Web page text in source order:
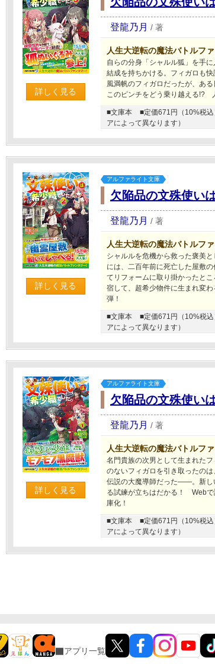
詳しく見る
登龍乃月 / 著
人生大逆転の魔法バトルフ
自らの分身「シャルル狐」を手
結成を持ちかける。フィガロも
風満帆のフィガロだったが、あ
このピンチをどう乗り越える!?
■文庫本 ■定価671円（10%税込
アによって異なります）
詳しく見る
アルファライト文庫
欠陥品の文殊使い
登龍乃月 / 著
人生大逆転の魔法バトルフ
シャルルを危機から救った褒美
には、二百年前に死亡した屋敷
てリフォームに取り掛かったと
宿して、超希少物件に生まれ変
弾！
■文庫本 ■定価671円（10%税込
アによって異なります）
詳しく見る
アルファライト文庫
欠陥品の文殊使い
登龍乃月 / 著
人生大逆転の魔法バトルフ
名門貴族の次男として生まれた
のないフィガロを引き取ったの
伝説の大魔導師だった――。新し
る試練が立ちはだかる！ Web
庫化！
■文庫本 ■定価671円（10%税込
アによって異なります）
アプリ一覧